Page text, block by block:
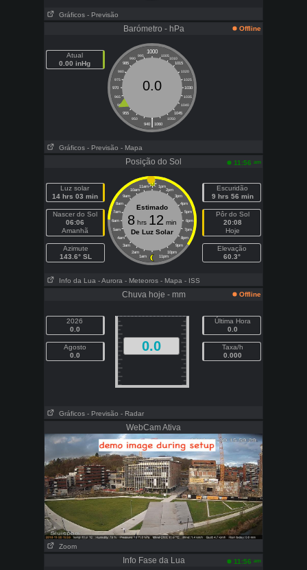
Gráficos - Previsão
Barómetro - hPa Offline
Atual
0.00 inHg
1000
995 1005
990
1010
985
1015
980
1020
975
1025
970
1030
965
1035
960
1040
955
1045
950
1050
|
940 1060
0.0
Gráficos - Previsão - Mapa
Posição do Sol 11:56 am
Luz solar
14 hrs 03 min
Nascer do Sol
06:06
Amanhã
Azimute
143.6° SL
11am 1pm
10am 2pm
9am 3pm
8am 4pm
7am 5pm
6am 6pm
5am 7pm
4am 8pm
3am 9pm
2am 10pm
1am 11pm
Estimado
8 hrs 12 min
De Luz Solar
Escuridão
9 hrs 56 min
Pôr do Sol
20:08
Hoje
Elevação
60.3°
Info da Lua - Aurora - Meteoros - Mapa - ISS
Chuva hoje - mm Offline
2026
0.0
Agosto
0.0
0.0
Última Hora
0.0
Taxa/h
0.000
Gráficos - Previsão - Radar
WebCam Ativa
Zoom
Info Fase da Lua 11:56 am